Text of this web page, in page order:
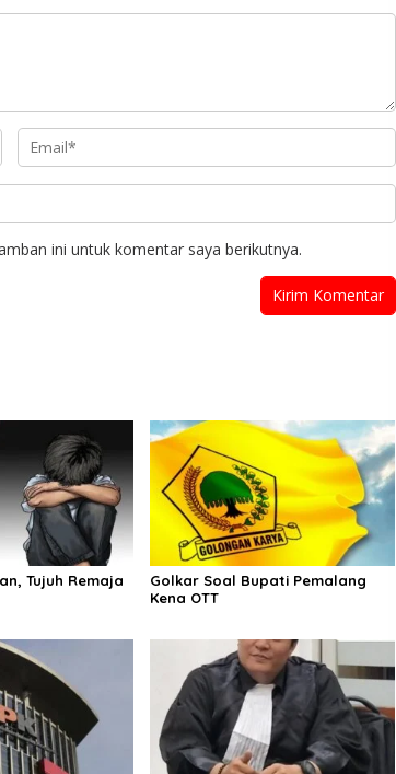
ini untuk komentar saya berikutnya.
Tujuh Remaja
Golkar Soal Bupati Pemalang
Kena OTT